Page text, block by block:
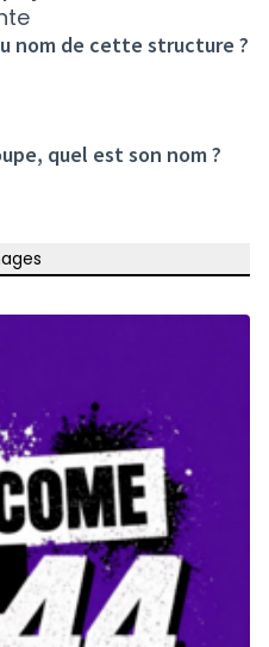
nom de cette structure ?
quel est son nom ?